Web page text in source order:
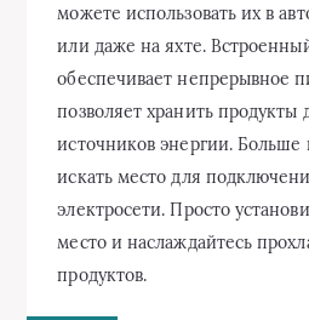
можете использовать их в
или даже на яхте.
обеспечивает непрерывное
позволяет хранить продукты
источников энергии. Больше
искать место для
электросети. Просто
место и наслаждайтесь
продуктов.